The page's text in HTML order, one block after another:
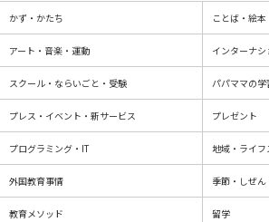
かず・かたち ことば・絵本
アート・音楽・運動 インターナ
スクール・ならいごと・受験 パパママの
プレス・イベント・新サービス プレゼント
プログラミング・IT 地域・ライフ
外国教育事情 季節・しぜん
教育メソッド 留学